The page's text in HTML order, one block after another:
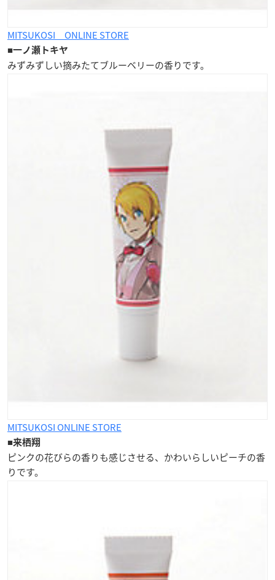
MITSUKOSI ONLINE STORE
■一ノ瀬トキヤ
みずみずしい摘みたてブルーベリーの香りです。
MITSUKOSI ONLINE STORE
■来栖翔
ピンクの花びらの香りも感じさせる、かわいらしいピーチの香
りです。